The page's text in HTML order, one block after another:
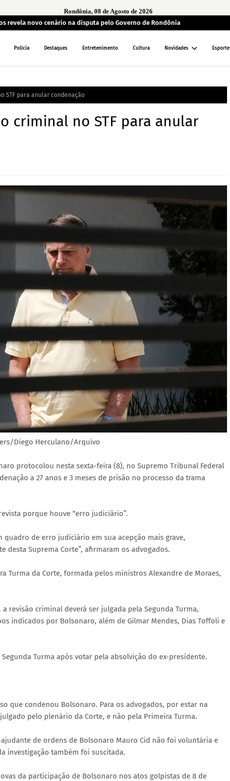
Rondônia, 08 de Agosto de 2026
revela novo cenário na disputa pelo Governo de Rondônia
Polícia Destaques Entretenimento Cultura Novidades Esporte
STF para anular condenação
criminal no STF para anular
Diego Herculano/Arquivo
protocolou nesta sexta-feira (8), no Supremo Tribunal Federal
a 27 anos e 3 meses de prisão no processo da trama
porque houve “erro judiciário”.
de erro judiciário em sua acepção mais grave,
desta Suprema Corte”, afirmaram os advogados.
Turma da Corte, formada pelos ministros Alexandre de Moraes,
revisão criminal deverá ser julgada pela Segunda Turma,
indicados por Bolsonaro, além de Gilmar Mendes, Dias Toffoli e
Turma após votar pela absolvição do ex-presidente.
que condenou Bolsonaro. Para os advogados, por estar na
pelo plenário da Corte, e não pela Primeira Turma.
de ordens de Bolsonaro Mauro Cid não foi voluntária e
investigação também foi suscitada.
da participação de Bolsonaro nos atos golpistas de 8 de